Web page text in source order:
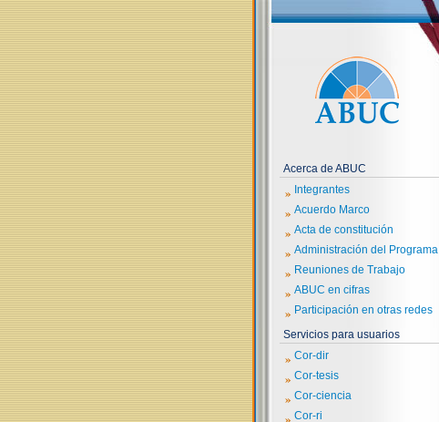
Acerca de ABUC
» Integrantes
» Acuerdo Marco
» Acta de constitución
» Administración del Programa
» Reuniones de Trabajo
» ABUC en cifras
» Participación en otras redes
Servicios para usuarios
» Cor-dir
» Cor-tesis
» Cor-ciencia
» Cor-ri